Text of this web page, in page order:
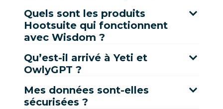
Quels sont les produits
Hootsuite qui fonctionnent
avec Wisdom ?
Qu’est-il arrivé à Yeti et
OwlyGPT ?
Mes données sont-elles
sécurisées ?